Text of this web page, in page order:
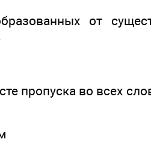
от
пропуска во всех